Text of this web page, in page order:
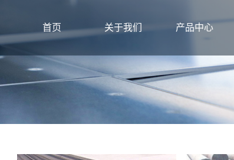
首页 关于我们 产品中心